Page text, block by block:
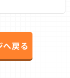
戻る